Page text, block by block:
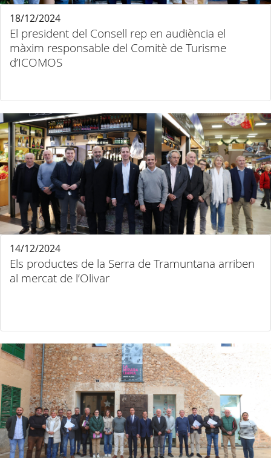
El president del Consell rep en audiència el
màxim responsable del Comitè de Turisme
d’ICOMOS
18/12/2024
Els productes de la Serra de Tramuntana arriben
al mercat de l’Olivar
14/12/2024